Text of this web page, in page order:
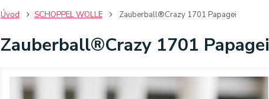
Úvod SCHOPPEL WOLLE Zauberball®Crazy 1701 Papagei
Zauberball®Crazy 1701 Papagei